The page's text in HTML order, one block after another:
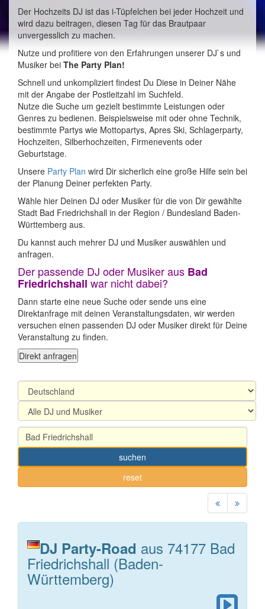
Der Hochzeits DJ ist das i-Tüpfelchen bei jeder Hochzeit und
wird dazu beitragen, diesen Tag für das Brautpaar
unvergesslich zu machen.
Nutze und profitiere von den Erfahrungen unserer DJ`s und
Musiker bei The Party Plan!
Schnell und unkompliziert findest Du Diese in Deiner Nähe
mit der Angabe der Postleitzahl im Suchfeld.
Nutze die Suche um gezielt bestimmte Leistungen oder
Genres zu bedienen. Beispielsweise mit oder ohne Technik,
bestimmte Partys wie Mottopartys, Apres Ski, Schlagerparty,
Hochzeiten, Silberhochzeiten, Firmenevents oder
Geburtstage.
Unsere Party Plan wird Dir sicherlich eine große Hilfe sein bei
der Planung Deiner perfekten Party.
Wähle hier Deinen DJ oder Musiker für die von Dir gewählte
Stadt Bad Friedrichshall in der Region / Bundesland Baden-
Württemberg aus.
Du kannst auch mehrer DJ und Musiker auswählen und
anfragen.
Der passende DJ oder Musiker aus Bad
Friedrichshall war nicht dabei?
Dann starte eine neue Suche oder sende uns eine
Direktanfrage mit deinen Veranstaltungsdaten, wir werden
versuchen einen passenden DJ oder Musiker direkt für Deine
Veranstaltung zu finden.
Direkt anfragen
suchen
reset
DJ Party-Road aus 74177 Bad
Friedrichshall (Baden-
Württemberg)